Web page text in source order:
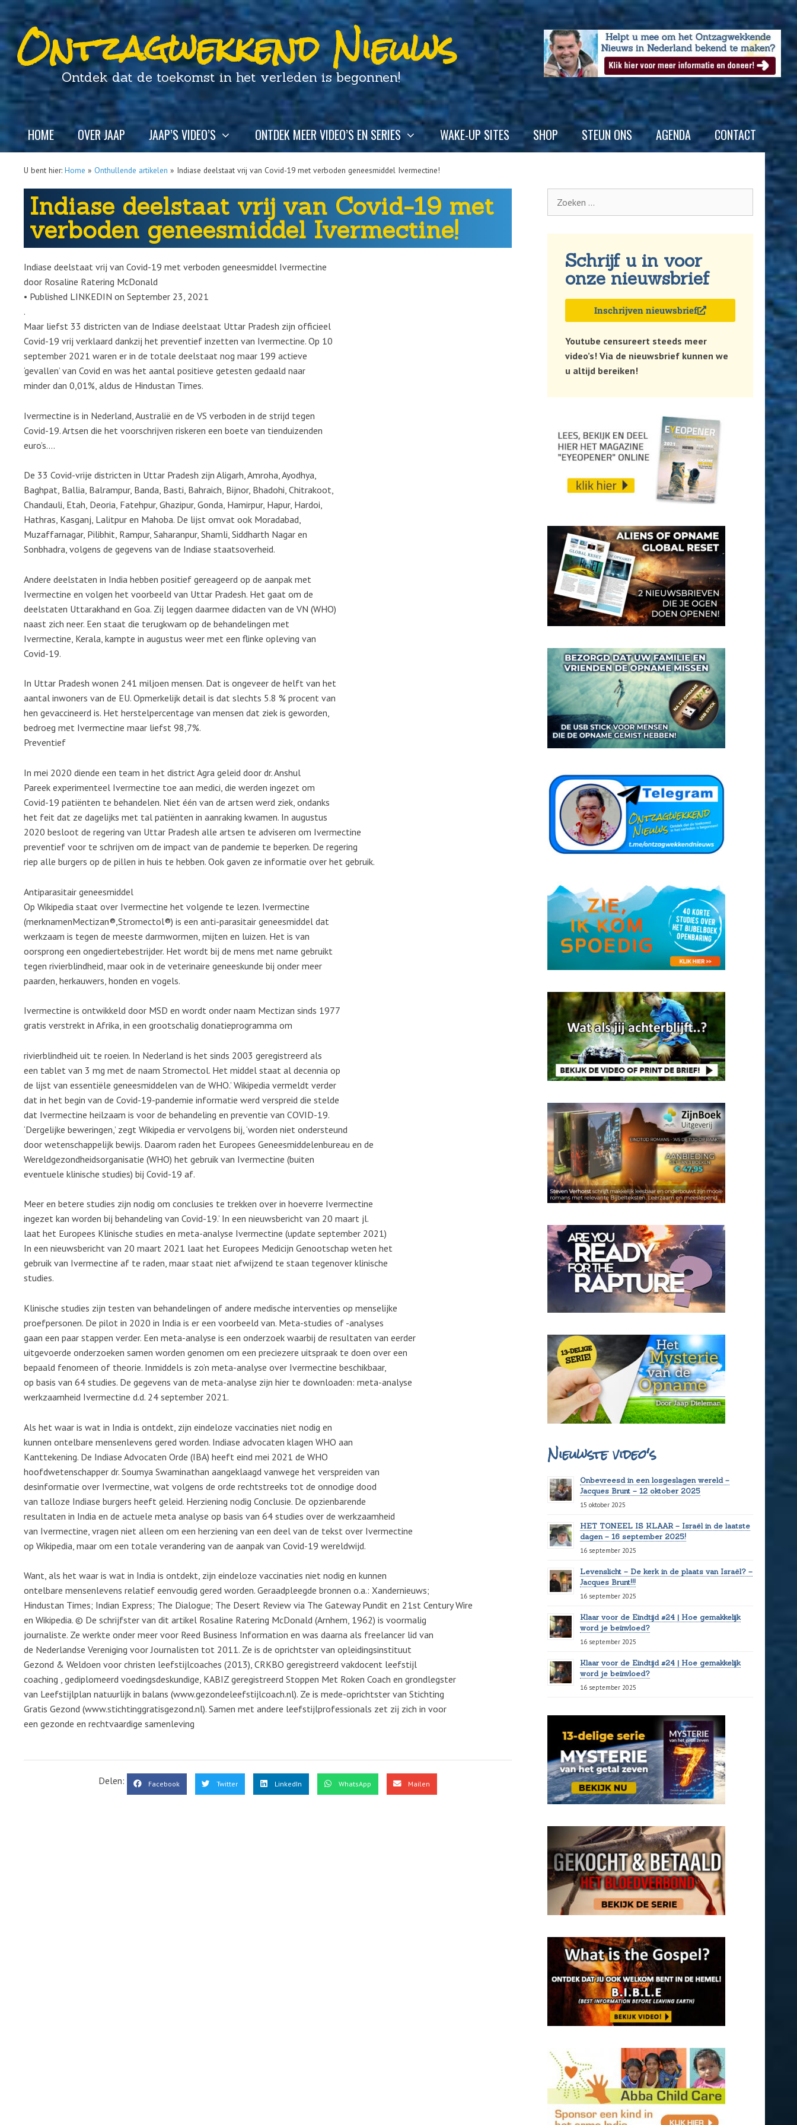
Ontzagwekkend Nieuws
Ontdek dat de toekomst in het verleden is begonnen!
HOME OVER JAAP JAAP’S VIDEO’S ONTDEK MEER VIDEO’S EN SERIES WAKE-UP SITES SHOP STEUN ONS AGENDA CONTACT
U bent hier: Home » Onthullende artikelen » Indiase deelstaat vrij van Covid-19 met verboden geneesmiddel Ivermectine!
Indiase deelstaat vrij van Covid-19 met
verboden geneesmiddel Ivermectine!
Indiase deelstaat vrij van Covid-19 met verboden geneesmiddel Ivermectine
door Rosaline Ratering McDonald
• Published LINKEDIN on September 23, 2021
.
Maar liefst 33 districten van de Indiase deelstaat Uttar Pradesh zijn officieel
Covid-19 vrij verklaard dankzij het preventief inzetten van Ivermectine. Op 10
september 2021 waren er in de totale deelstaat nog maar 199 actieve
‘gevallen’ van Covid en was het aantal positieve getesten gedaald naar
minder dan 0,01%, aldus de Hindustan Times.
Ivermectine is in Nederland, Australië en de VS verboden in de strijd tegen
Covid-19. Artsen die het voorschrijven riskeren een boete van tienduizenden
euro’s….
De 33 Covid-vrije districten in Uttar Pradesh zijn Aligarh, Amroha, Ayodhya,
Baghpat, Ballia, Balrampur, Banda, Basti, Bahraich, Bijnor, Bhadohi, Chitrakoot,
Chandauli, Etah, Deoria, Fatehpur, Ghazipur, Gonda, Hamirpur, Hapur, Hardoi,
Hathras, Kasganj, Lalitpur en Mahoba. De lijst omvat ook Moradabad,
Muzaffarnagar, Pilibhit, Rampur, Saharanpur, Shamli, Siddharth Nagar en
Sonbhadra, volgens de gegevens van de Indiase staatsoverheid.
Andere deelstaten in India hebben positief gereageerd op de aanpak met
Ivermectine en volgen het voorbeeld van Uttar Pradesh. Het gaat om de
deelstaten Uttarakhand en Goa. Zij leggen daarmee didacten van de VN (WHO)
naast zich neer. Een staat die terugkwam op de behandelingen met
Ivermectine, Kerala, kampte in augustus weer met een flinke opleving van
Covid-19.
In Uttar Pradesh wonen 241 miljoen mensen. Dat is ongeveer de helft van het
aantal inwoners van de EU. Opmerkelijk detail is dat slechts 5.8 % procent van
hen gevaccineerd is. Het herstelpercentage van mensen dat ziek is geworden,
bedroeg met Ivermectine maar liefst 98,7%.
Preventief
In mei 2020 diende een team in het district Agra geleid door dr. Anshul
Pareek experimenteel Ivermectine toe aan medici, die werden ingezet om
Covid-19 patiënten te behandelen. Niet één van de artsen werd ziek, ondanks
het feit dat ze dagelijks met tal patiënten in aanraking kwamen. In augustus
2020 besloot de regering van Uttar Pradesh alle artsen te adviseren om Ivermectine
preventief voor te schrijven om de impact van de pandemie te beperken. De regering
riep alle burgers op de pillen in huis te hebben. Ook gaven ze informatie over het gebruik.
Antiparasitair geneesmiddel
Op Wikipedia staat over Ivermectine het volgende te lezen. Ivermectine
(merknamenMectizan®,Stromectol®) is een anti-parasitair geneesmiddel dat
werkzaam is tegen de meeste darmwormen, mijten en luizen. Het is van
oorsprong een ongediertebestrijder. Het wordt bij de mens met name gebruikt
tegen rivierblindheid, maar ook in de veterinaire geneeskunde bij onder meer
paarden, herkauwers, honden en vogels.
Ivermectine is ontwikkeld door MSD en wordt onder naam Mectizan sinds 1977
gratis verstrekt in Afrika, in een grootschalig donatieprogramma om
rivierblindheid uit te roeien. In Nederland is het sinds 2003 geregistreerd als
een tablet van 3 mg met de naam Stromectol. Het middel staat al decennia op
de lijst van essentiële geneesmiddelen van de WHO.’ Wikipedia vermeldt verder
dat in het begin van de Covid-19-pandemie informatie werd verspreid die stelde
dat Ivermectine heilzaam is voor de behandeling en preventie van COVID-19.
‘Dergelijke beweringen,’ zegt Wikipedia er vervolgens bij, ‘worden niet ondersteund
door wetenschappelijk bewijs. Daarom raden het Europees Geneesmiddelenbureau en de
Wereldgezondheidsorganisatie (WHO) het gebruik van Ivermectine (buiten
eventuele klinische studies) bij Covid-19 af.
Meer en betere studies zijn nodig om conclusies te trekken over in hoeverre Ivermectine
ingezet kan worden bij behandeling van Covid-19.’ In een nieuwsbericht van 20 maart jl.
laat het Europees Klinische studies en meta-analyse Ivermectine (update september 2021)
In een nieuwsbericht van 20 maart 2021 laat het Europees Medicijn Genootschap weten het
gebruik van Ivermectine af te raden, maar staat niet afwijzend te staan tegenover klinische
studies.
Klinische studies zijn testen van behandelingen of andere medische interventies op menselijke
proefpersonen. De pilot in 2020 in India is er een voorbeeld van. Meta-studies of -analyses
gaan een paar stappen verder. Een meta-analyse is een onderzoek waarbij de resultaten van eerder
uitgevoerde onderzoeken samen worden genomen om een preciezere uitspraak te doen over een
bepaald fenomeen of theorie. Inmiddels is zo’n meta-analyse over Ivermectine beschikbaar,
op basis van 64 studies. De gegevens van de meta-analyse zijn hier te downloaden: meta-analyse
werkzaamheid Ivermectine d.d. 24 september 2021.
Als het waar is wat in India is ontdekt, zijn eindeloze vaccinaties niet nodig en
kunnen ontelbare mensenlevens gered worden. Indiase advocaten klagen WHO aan
Kanttekening. De Indiase Advocaten Orde (IBA) heeft eind mei 2021 de WHO
hoofdwetenschapper dr. Soumya Swaminathan aangeklaagd vanwege het verspreiden van
desinformatie over Ivermectine, wat volgens de orde rechtstreeks tot de onnodige dood
van talloze Indiase burgers heeft geleid. Herziening nodig Conclusie. De opzienbarende
resultaten in India en de actuele meta analyse op basis van 64 studies over de werkzaamheid
van Ivermectine, vragen niet alleen om een herziening van een deel van de tekst over Ivermectine
op Wikipedia, maar om een totale verandering van de aanpak van Covid-19 wereldwijd.
Want, als het waar is wat in India is ontdekt, zijn eindeloze vaccinaties niet nodig en kunnen
ontelbare mensenlevens relatief eenvoudig gered worden. Geraadpleegde bronnen o.a.: Xandernieuws;
Hindustan Times; Indian Express; The Dialogue; The Desert Review via The Gateway Pundit en 21st Century Wire
en Wikipedia. © De schrijfster van dit artikel Rosaline Ratering McDonald (Arnhem, 1962) is voormalig
journaliste. Ze werkte onder meer voor Reed Business Information en was daarna als freelancer lid van
de Nederlandse Vereniging voor Journalisten tot 2011. Ze is de oprichtster van opleidingsinstituut
Gezond & Weldoen voor christen leefstijlcoaches (2013), CRKBO geregistreerd vakdocent leefstijl
coaching , gediplomeerd voedingsdeskundige, KABIZ geregistreerd Stoppen Met Roken Coach en grondlegster
van Leefstijlplan natuurlijk in balans (www.gezondeleefstijlcoach.nl). Ze is mede-oprichtster van Stichting
Gratis Gezond (www.stichtinggratisgezond.nl). Samen met andere leefstijlprofessionals zet zij zich in voor
een gezonde en rechtvaardige samenleving
Delen: Facebook Twitter LinkedIn WhatsApp Mailen
Schrijf u in voor
onze nieuwsbrief
Inschrijven nieuwsbrief
Youtube censureert steeds meer
video’s! Via de nieuwsbrief kunnen we
u altijd bereiken!
Nieuwste video's
Onbevreesd in een losgeslagen wereld –
Jacques Brunt – 12 oktober 2025
15 oktober 2025
HET TONEEL IS KLAAR – Israël in de laatste
dagen – 16 september 2025!
16 september 2025
Levenslicht – De kerk in de plaats van Israël? –
Jacques Brunt!!!
16 september 2025
Klaar voor de Eindtijd #24 | Hoe gemakkelijk
word je beïnvloed?
16 september 2025
Klaar voor de Eindtijd #24 | Hoe gemakkelijk
word je beïnvloed?
16 september 2025